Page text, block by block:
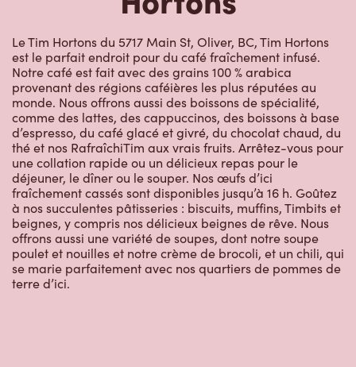
Le Tim Hortons du 5717 Main St, Oliver, BC, Tim Hortons
est le parfait endroit pour du café fraîchement infusé.
Notre café est fait avec des grains 100 % arabica
provenant des régions caféières les plus réputées au
monde. Nous offrons aussi des boissons de spécialité,
comme des lattes, des cappuccinos, des boissons à base
d’espresso, du café glacé et givré, du chocolat chaud, du
thé et nos RafraîchiTim aux vrais fruits. Arrêtez-vous pour
une collation rapide ou un délicieux repas pour le
déjeuner, le dîner ou le souper. Nos œufs d’ici
fraîchement cassés sont disponibles jusqu’à 16 h. Goûtez
à nos succulentes pâtisseries : biscuits, muffins, Timbits et
beignes, y compris nos délicieux beignes de rêve. Nous
offrons aussi une variété de soupes, dont notre soupe
poulet et nouilles et notre crème de brocoli, et un chili, qui
se marie parfaitement avec nos quartiers de pommes de
terre d’ici.